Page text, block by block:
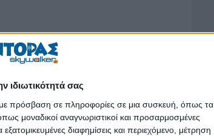
ιδιωτικότητά σας
πρόσβαση σε πληροφορίες σε μια συσκευή, όπως τα
μοναδικοί αναγνωριστικοί και προσαρμοσμένες
διαφημίσεις και περιεχόμενο, μέτρηση